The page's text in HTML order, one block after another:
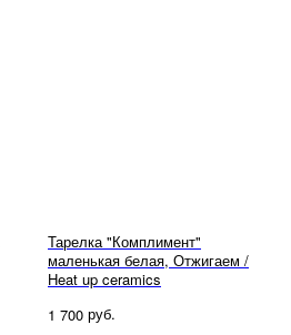
Тарелка "Комплимент"
маленькая белая, Отжигаем /
Heat up ceramics
1 700 руб.